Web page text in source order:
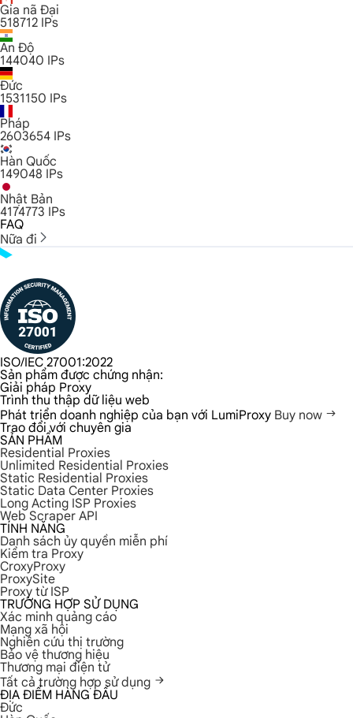
Gia nã Đại
518712 IPs
Ấn Độ
144040 IPs
Đức
1531150 IPs
Pháp
2603654 IPs
Hàn Quốc
149048 IPs
Nhật Bản
4174773 IPs
FAQ
Nữa đi
ISO/IEC 27001:2022
Sản phẩm được chứng nhận:
Giải pháp Proxy
Trình thu thập dữ liệu web
Phát triển doanh nghiệp của bạn với LumiProxy Buy now
Trao đổi với chuyên gia
SẢN PHẨM
Residential Proxies
Unlimited Residential Proxies
Static Residential Proxies
Static Data Center Proxies
Long Acting ISP Proxies
Web Scraper API
TÍNH NĂNG
Danh sách ủy quyền miễn phí
Kiểm tra Proxy
CroxyProxy
ProxySite
Proxy từ ISP
TRƯỜNG HỢP SỬ DỤNG
Xác minh quảng cáo
Mạng xã hội
Nghiên cứu thị trường
Bảo vệ thương hiệu
Thương mại điện tử
Tất cả trường hợp sử dụng
ĐỊA ĐIỂM HÀNG ĐẦU
Đức